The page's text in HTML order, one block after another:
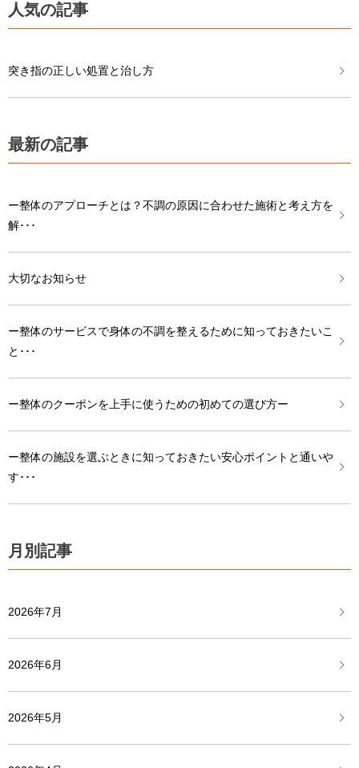
人気の記事
突き指の正しい処置と治し方
最新の記事
ー整体のアプローチとは？不調の原因に合わせた施術と考え方を
解･･･
大切なお知らせ
ー整体のサービスで身体の不調を整えるために知っておきたいこ
と･･･
ー整体のクーポンを上手に使うための初めての選び方ー
ー整体の施設を選ぶときに知っておきたい安心ポイントと通いや
す･･･
月別記事
2026年7月
2026年6月
2026年5月